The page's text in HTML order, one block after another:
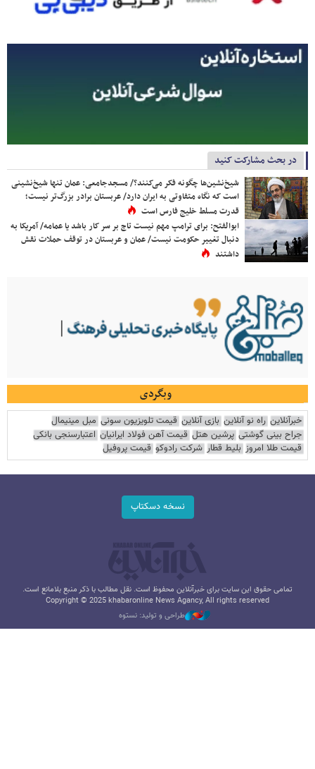
در بحث مشارکت کنید
شیخ‌نشین‌ها چگونه فکر می‌کنند؟/ مسجدجامعی: عمان تنها شیخ‌نشینی
است که نگاه متفاوتی به ایران دارد/ عربستان برادر بزرگ‌تر نیست؛
قدرت مسلط خلیج فارس است
ابوالفتح: برای ترامپ مهم نیست تاج بر سر کار باشد یا عمامه/ آمریکا به
دنبال تغییر حکومت نیست/ عمان و عربستان در توقف حملات نقش
داشتند
وبگردی
خبرآنلاین راه نو آنلاین بازی آنلاین قیمت تلویزیون سونی مبل مینیمال
جراح بینی گوشتی پرشین هتل قیمت آهن فولاد ایرانیان اعتبارسنجی بانکی
قیمت طلا امروز بلیط قطار شرکت رادوکو قیمت پروفیل
نسخه دسکتاپ
تمامی حقوق این سایت برای خبرآنلاین محفوظ است. نقل مطالب با ذکر منبع بلامانع است.
Copyright © 2025 khabaronline News Agancy, All rights reserved
طراحی و تولید: نستوه